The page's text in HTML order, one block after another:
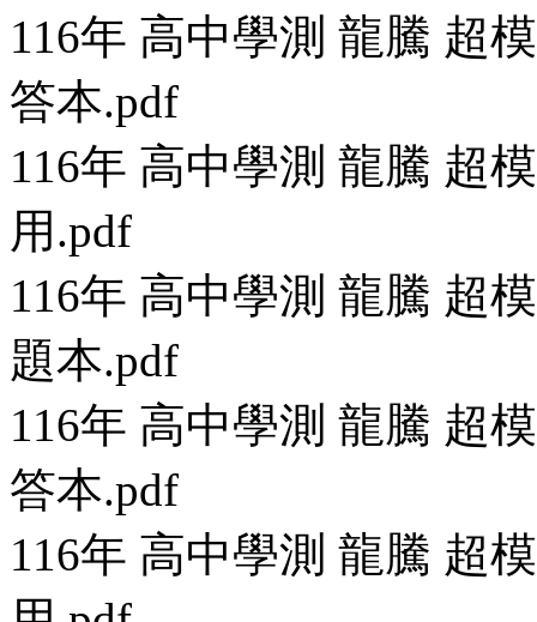
116年 高中學測 龍騰 超
答本.pdf
116年 高中學測 龍騰 超
用.pdf
116年 高中學測 龍騰 超
題本.pdf
116年 高中學測 龍騰 超
答本.pdf
116年 高中學測 龍騰 超